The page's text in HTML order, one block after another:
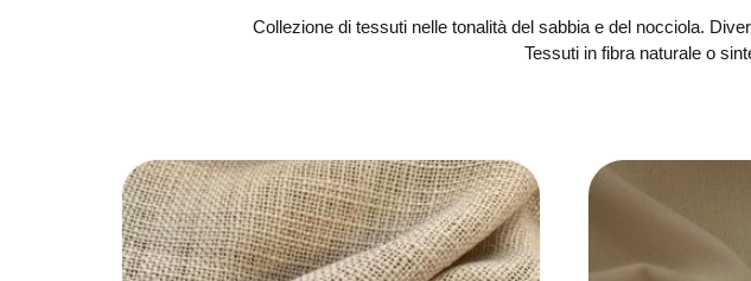
Collezione di tessuti nelle tonalità del sabbia e del nocciola.
Tessuti in fibra naturale o